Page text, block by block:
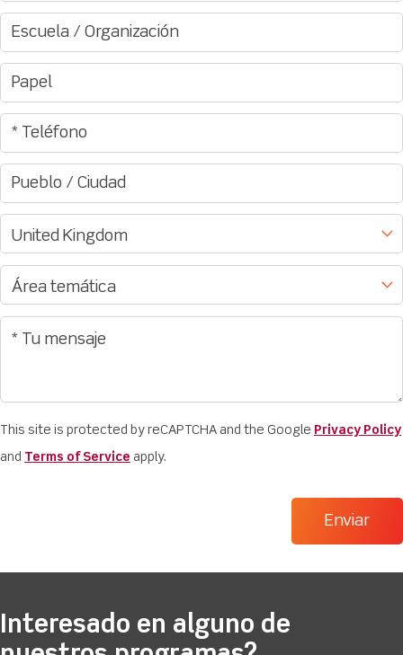
This site is protected by reCAPTCHA and the Google Privacy Policy
and Terms of Service apply.
Interesado en alguno de